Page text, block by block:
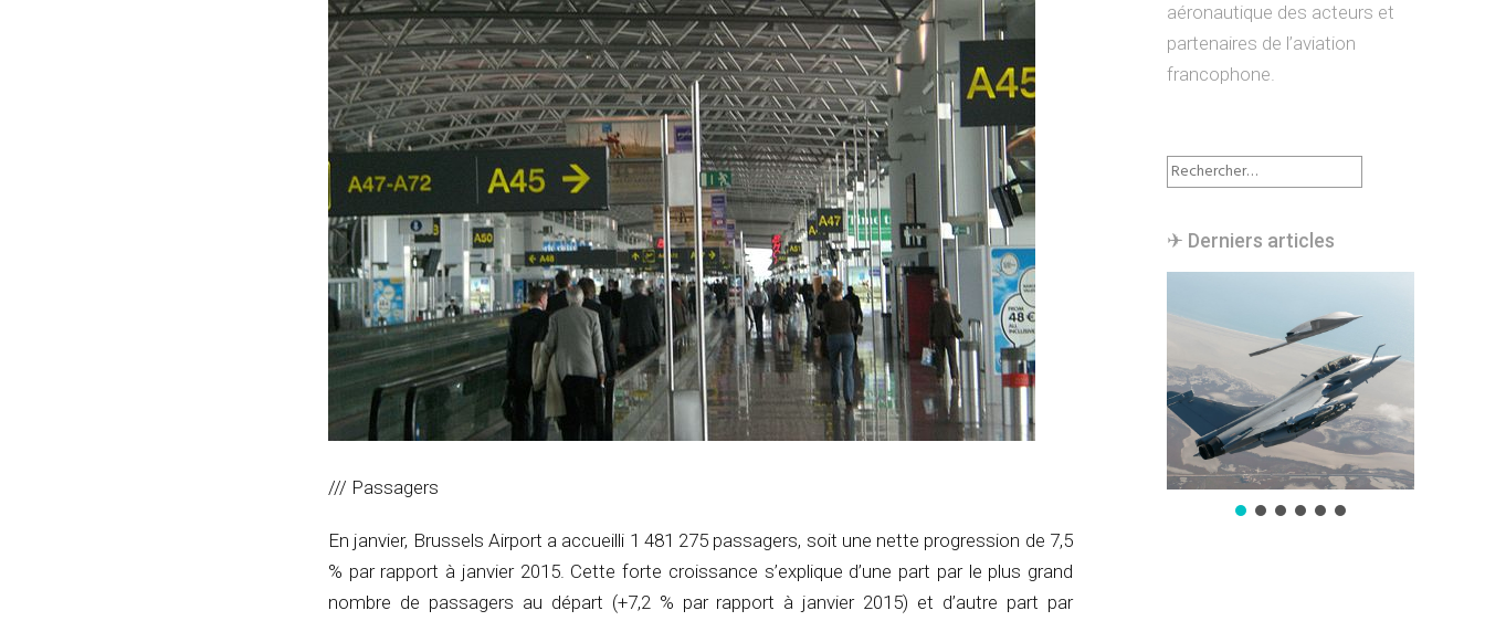
/// Passagers
En janvier, Brussels Airport a accueilli 1 481 275 passagers, soit une nette progression de 7,5
% par rapport à janvier 2015. Cette forte croissance s’explique d’une part par le plus grand
nombre de passagers au départ (+7,2 % par rapport à janvier 2015) et d’autre part par
aéronautique des acteurs et
partenaires de l’aviation
francophone.
Rechercher :
✈︎ Derniers articles